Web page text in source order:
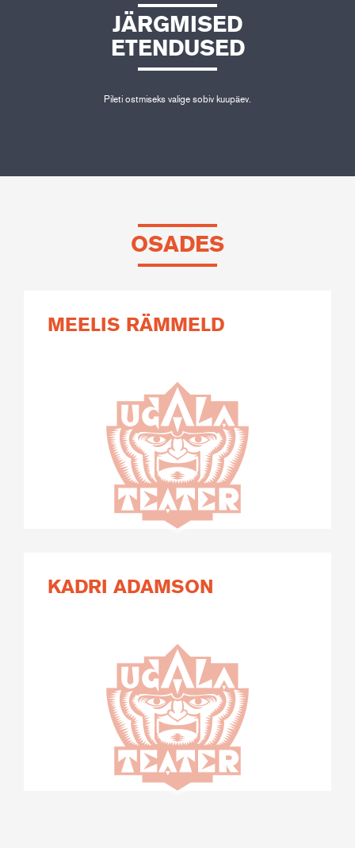
JÄRGMISED
ETENDUSED
Pileti ostmiseks valige sobiv kuupäev.
OSADES
MEELIS RÄMMELD
KADRI ADAMSON